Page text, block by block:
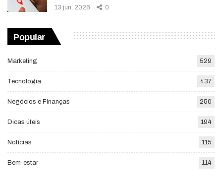
13 jun, 2026 0
Popular
Marketing 529
Tecnologia 437
Negócios e Finanças 250
Dicas úteis 194
Notícias 115
Bem-estar 114